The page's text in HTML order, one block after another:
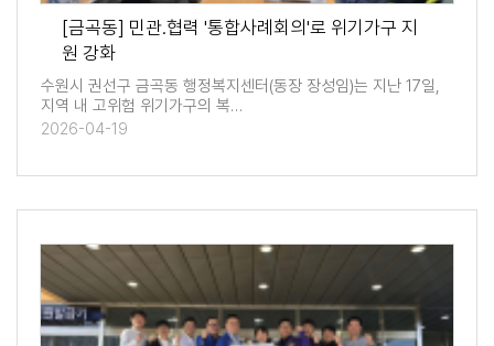
[금곡동] 민관․협력 '통합사례회의'로 위기가구 지
원 강화
수원시 권선구 금곡동 행정복지센터(동장 장성임)는 지난 17일,
지역 내 고위험 위기가구의 복…
2026-04-19